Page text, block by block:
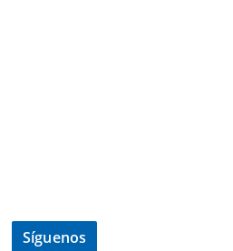
Síguenos